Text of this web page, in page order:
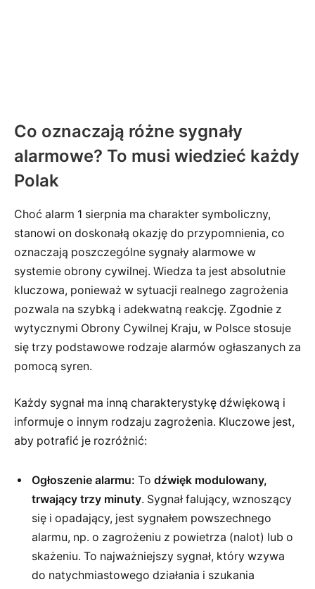
Co oznaczają różne sygnały
alarmowe? To musi wiedzieć każdy
Polak
Choć alarm 1 sierpnia ma charakter symboliczny,
stanowi on doskonałą okazję do przypomnienia, co
oznaczają poszczególne sygnały alarmowe w
systemie obrony cywilnej. Wiedza ta jest absolutnie
kluczowa, ponieważ w sytuacji realnego zagrożenia
pozwala na szybką i adekwatną reakcję. Zgodnie z
wytycznymi Obrony Cywilnej Kraju, w Polsce stosuje
się trzy podstawowe rodzaje alarmów ogłaszanych za
pomocą syren.
Każdy sygnał ma inną charakterystykę dźwiękową i
informuje o innym rodzaju zagrożenia. Kluczowe jest,
aby potrafić je rozróżnić:
Ogłoszenie alarmu: To dźwięk modulowany,
trwający trzy minuty. Sygnał falujący, wznoszący
się i opadający, jest sygnałem powszechnego
alarmu, np. o zagrożeniu z powietrza (nalot) lub o
skażeniu. To najważniejszy sygnał, który wzywa
do natychmiastowego działania i szukania